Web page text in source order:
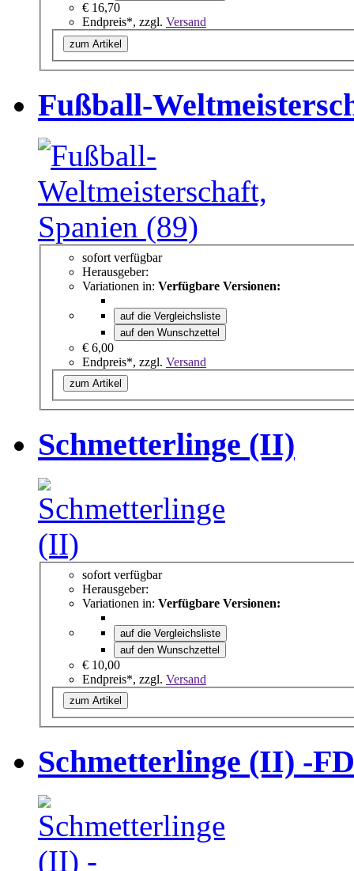
€ 16,70
Endpreis*, zzgl. Versand
zum Artikel
Fußball-
sofort verfügbar
Herausgeber:
Variationen in: Verfügbare Versionen:
auf die Vergleichsliste
auf den Wunschzettel
€ 6,00
Endpreis*, zzgl. Versand
zum Artikel
Schmetterlinge (II)
sofort verfügbar
Herausgeber:
Variationen in: Verfügbare Versionen:
auf die Vergleichsliste
auf den Wunschzettel
€ 10,00
Endpreis*, zzgl. Versand
zum Artikel
Schmetterlinge (II) -